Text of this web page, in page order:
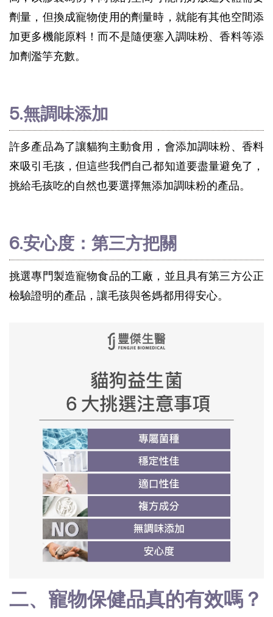
劑量，但換成寵物使用的劑量時，就能有其他空間添
加更多機能原料！而不是隨便塞入調味粉、香料等添
加劑濫竽充數。
5.無調味添加
許多產品為了讓貓狗主動食用，會添加調味粉、香料
來吸引毛孩，但這些我們自己都知道要盡量避免了，
挑給毛孩吃的自然也要選擇無添加調味粉的產品。
6.安心度：第三方把關
挑選專門製造寵物食品的工廠，並且具有第三方公正
檢驗證明的產品，讓毛孩與爸媽都用得安心。
二、寵物保健品真的有效嗎？